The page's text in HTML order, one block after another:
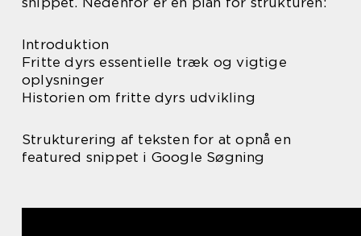
Introduktion
Fritte dyrs essentielle træk og vigtige
oplysninger
Historien om fritte dyrs udvikling
Strukturering af teksten for at opnå en
featured snippet i Google Søgning